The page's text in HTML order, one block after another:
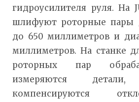
гидроусилителя руля. На
шлифуют роторные пары
до 650 миллиметров и
миллиметров. На станке
роторных пар
измеряются
компенсируются